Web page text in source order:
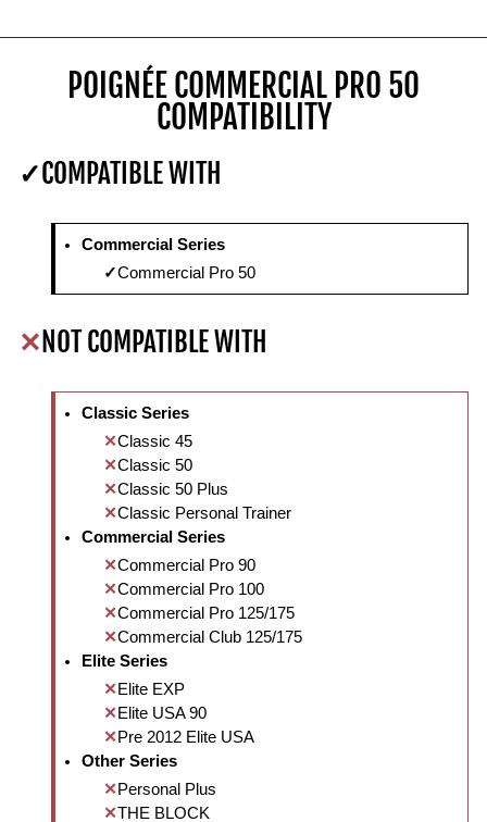
POIGNÉE COMMERCIAL PRO 50
COMPATIBILITY
COMPATIBLE WITH
Commercial Series
Commercial Pro 50
NOT COMPATIBLE WITH
Classic Series
Classic 45
Classic 50
Classic 50 Plus
Classic Personal Trainer
Commercial Series
Commercial Pro 90
Commercial Pro 100
Commercial Pro 125/175
Commercial Club 125/175
Elite Series
Elite EXP
Elite USA 90
Pre 2012 Elite USA
Other Series
Personal Plus
THE BLOCK